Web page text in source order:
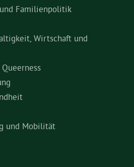
und Familienpolitik
Wirtschaft und
und Mobilität